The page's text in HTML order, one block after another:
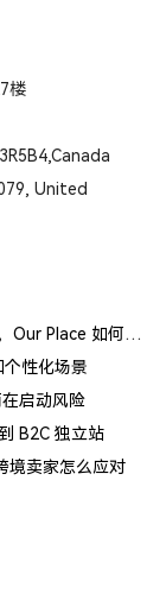
楼
United
DTC 厨具品牌出海案例：一口锅年销近亿美元，Our Place 如何建立信任体系
性化场景
启动风险
B2C 独立站
境卖家怎么应对